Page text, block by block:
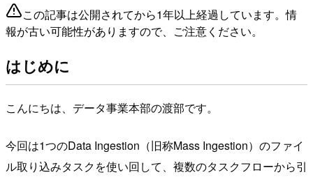
この記事は公開されてから1年以上経過しています。情
報が古い可能性がありますので、ご注意ください。
はじめに
こんにちは、データ事業本部の渡部です。
今回は1つのData Ingestion（旧称Mass Ingestion）のファイ
ル取り込みタスクを使い回して、複数のタスクフローから引